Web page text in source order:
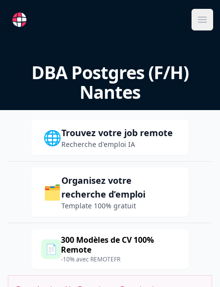
RemoteFR
DBA Postgres (F/H)
Nantes
🌐Trouvez votre job remote
Recherche d'emploi IA
🗂️
Organisez votre
recherche d’emploi
Template 100% gratuit
📄
300 Modèles de CV 100%
Remote
-10% avec REMOTEFR